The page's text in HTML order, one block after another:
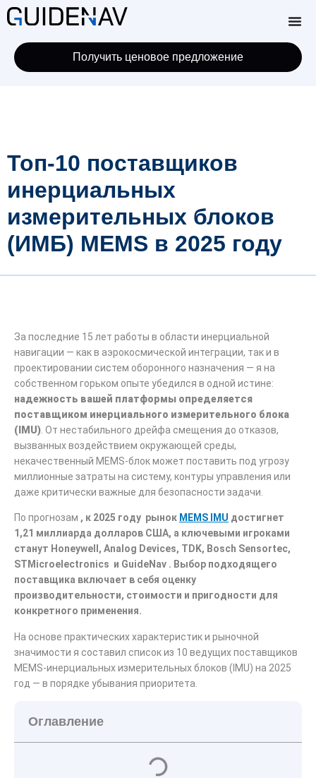
Получить ценовое предложение
Топ-10 поставщиков
инерциальных
измерительных блоков
(ИМБ) MEMS в 2025 году
За последние 15 лет работы в области инерциальной
навигации — как в аэрокосмической интеграции, так и в
проектировании систем оборонного назначения — я на
собственном горьком опыте убедился в одной истине:
надежность вашей платформы определяется
поставщиком инерциального измерительного блока
(IMU) . От нестабильного дрейфа смещения до отказов,
вызванных воздействием окружающей среды,
некачественный MEMS-блок может поставить под угрозу
миллионные затраты на систему, контуры управления или
даже критически важные для безопасности задачи.
По прогнозам , к 2025 году рынок MEMS IMU достигнет
1,21 миллиарда долларов США, а ключевыми игроками
станут Honeywell, Analog Devices, TDK, Bosch Sensortec,
STMicroelectronics и GuideNav . Выбор подходящего
поставщика включает в себя оценку
производительности, стоимости и пригодности для
конкретного применения.
На основе практических характеристик и рыночной
значимости я составил список из 10 ведущих поставщиков
MEMS-инерциальных измерительных блоков (IMU) на 2025
год — в порядке убывания приоритета.
Оглавление